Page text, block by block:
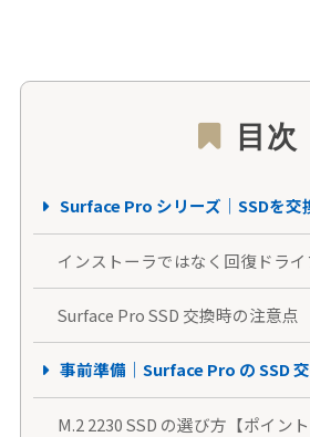
目次
Surface Pro シリーズ｜SSDを交
インストーラではなく回復ドラ
Surface Pro SSD 交換時の注意点
事前準備｜Surface Pro の SSD
M.2 2230 SSD の選び方【ポイント